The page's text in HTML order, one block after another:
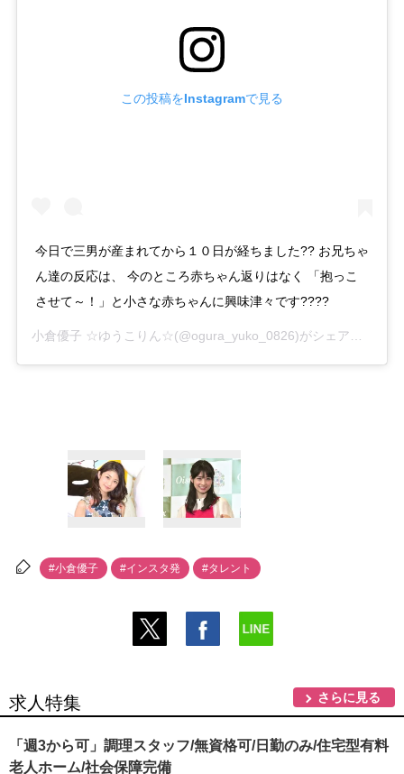
この投稿をInstagramで見る
今日で三男が産まれてから１０日が経ちました?? お兄ちゃ
ん達の反応は、 今のところ赤ちゃん返りはなく 「抱っこ
させて～！」と小さな赤ちゃんに興味津々です????
小倉優子 ☆ゆうこりん☆(@ogura_yuko_0826)がシェアした投稿 -
#小倉優子 #インスタ発 #タレント
求人特集 さらに見る
「週3から可」調理スタッフ/無資格可/日勤のみ/住宅型有料
老人ホーム/社会保障完備